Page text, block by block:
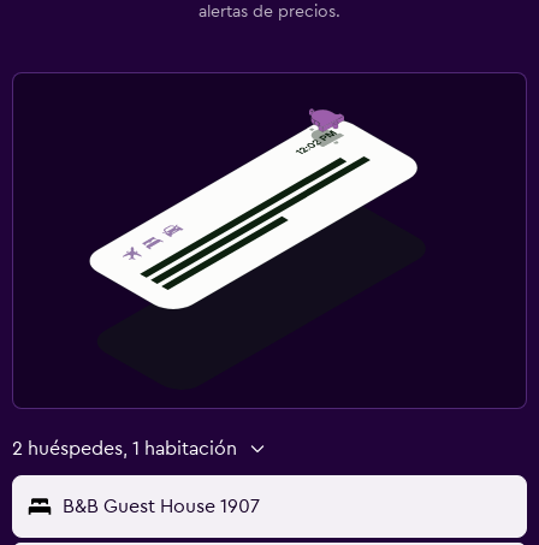
alertas de precios.
2 huéspedes, 1 habitación
B&B Guest House 1907